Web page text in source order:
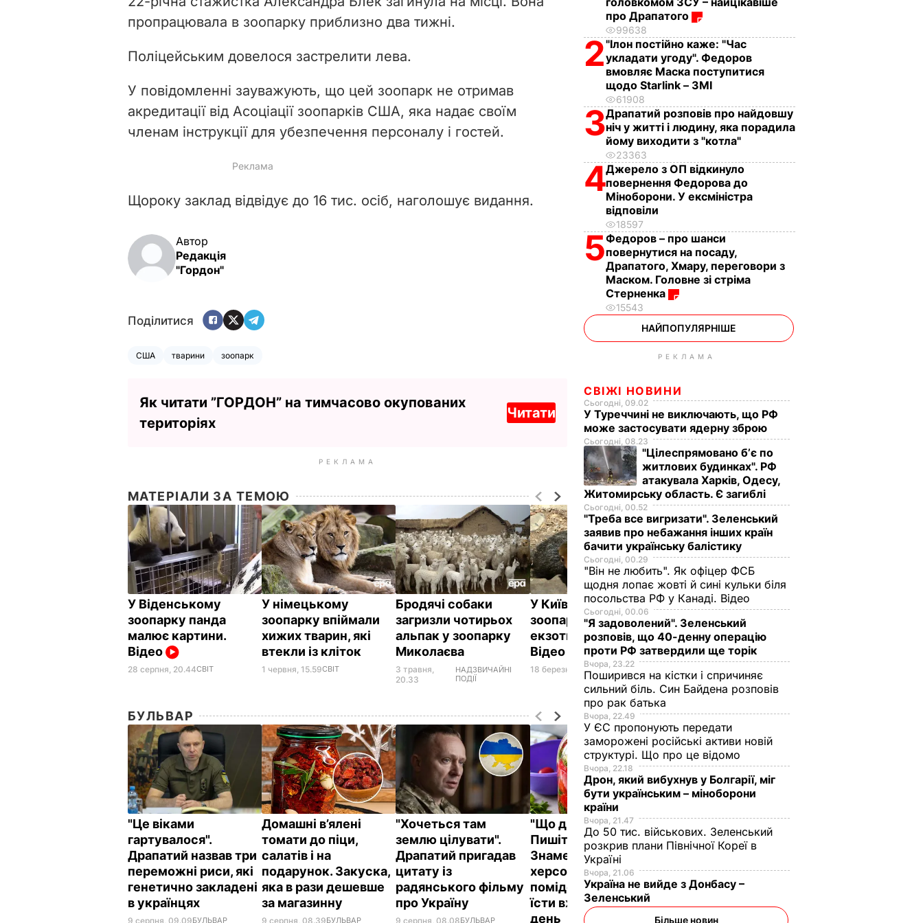
i
d
o
пропрацювала в зоопарку приблизно два тижні.
Поліцейським довелося застрелити лева.
У повідомленні зауважують, що цей зоопарк не отримав
акредитації від Асоціації зоопарків США, яка надає своїм
членам інструкції для убезпечення персоналу і гостей.
Щороку заклад відвідує до 16 тис. осіб, наголошує видання.
Автор
Редакція
"Гордон"
Поділитися
США тварини зоопарк
Як читати ”ГОРДОН” на тимчасово окупованих
територіях
Читати
РЕКЛАМА
МАТЕРІАЛИ ЗА ТЕМОЮ
У Віденському
зоопарку панда
малює картини.
Відео
28 серпня, 20.44СВІТ
У німецькому
зоопарку впіймали
хижих тварин, які
втекли із кліток
1 червня, 15.59СВІТ
Бродячі собаки
загризли чотирьох
альпак у зоопарку
Миколаєва
3 травня,
20.33
НАДЗВИЧАЙНІ
ПОДІЇ
У Київському
зоопарку оселилися
екзотичні кузіманзи.
Відео
18 березня, 15.18СУСПІЛЬСТВО
БУЛЬВАР
"Це віками
гартувалося".
Драпатий назвав три
переможні риси, які
генетично закладені
в українцях
9 серпня, 09.09БУЛЬВАР
Домашні в’ялені
томати до піци,
салатів і на
подарунок. Закуска,
яка в рази дешевше
за магазинну
9 серпня, 08.39БУЛЬВАР
"Хочеться там
землю цілувати".
Драпатий пригадав
цитату із
радянського фільму
про Україну
9 серпня, 08.08БУЛЬВАР
"Що дивитеся?
Пишіть рецепт!"
Знамениті
херсонські
помідори, які можна
їсти вже на другий
день
Поширився на кістки
і спричиняє сильний
біль. Син Байдена
розповів про рак
батька
8 серпня, 23.22СВІТ
про Драпатого
99638
2"Ілон постійно каже: "Час
укладати угоду". Федоров
вмовляє Маска поступитися
щодо Starlink – ЗМІ
61908
3Драпатий розповів про найдовшу
ніч у житті і людину, яка порадила
йому виходити з "котла"
23363
4Джерело з ОП відкинуло
повернення Федорова до
Міноборони. У ексміністра
відповіли
18597
5Федоров – про шанси
повернутися на посаду,
Драпатого, Хмару, переговори з
Маском. Головне зі стріма
Стерненка
15543
НАЙПОПУЛЯРНІШЕ
РЕКЛАМА
СВІЖІ НОВИНИ
Сьогодні, 09.02
У Туреччині не виключають, що РФ
може застосувати ядерну зброю
Сьогодні, 08.23
"Цілеспрямовано бʼє по
житлових будинках". РФ
атакувала Харків, Одесу,
Житомирську область. Є загиблі
Сьогодні, 00.52
"Треба все вигризати". Зеленський
заявив про небажання інших країн
бачити українську балістику
Сьогодні, 00.29
"Він не любить". Як офіцер ФСБ
щодня лопає жовті й сині кульки біля
посольства РФ у Канаді. Відео
Сьогодні, 00.06
"Я задоволений". Зеленський
розповів, що 40-денну операцію
проти РФ затвердили ще торік
Вчора, 23.22
Поширився на кістки і спричиняє
сильний біль. Син Байдена розповів
про рак батька
Вчора, 22.49
У ЄС пропонують передати
заморожені російські активи новій
структурі. Що про це відомо
Вчора, 22.18
Дрон, який вибухнув у Болгарії, міг
бути українським – міноборони
країни
Вчора, 21.47
До 50 тис. військових. Зеленський
розкрив плани Північної Кореї в
Україні
Вчора, 21.06
Україна не вийде з Донбасу –
Зеленський
Більше новин